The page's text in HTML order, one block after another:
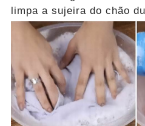
limpa a sujeira do chão